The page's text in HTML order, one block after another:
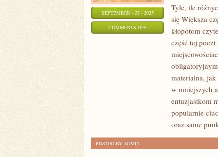
SEPTEMBER - 27 - 2025
COMMENTS OFFON
POŚWIĘCONE
LISTOM
ORAZ
Tyle, ile
się Większa
kłopotom
część tej
materialna,
w mniejszych
entuzjastkom
popularnie
oraz same
POSTED BY ADMIN